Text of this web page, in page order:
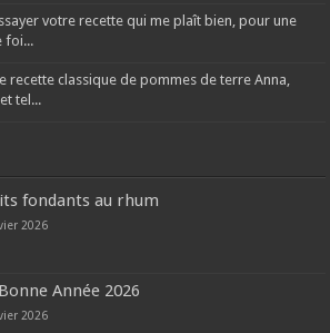
votre recette qui me plaît bien, pour une
foi...
recette classique de pommes de terre Anna,
tel...
fondants au rhum
2026
Année 2026
2026